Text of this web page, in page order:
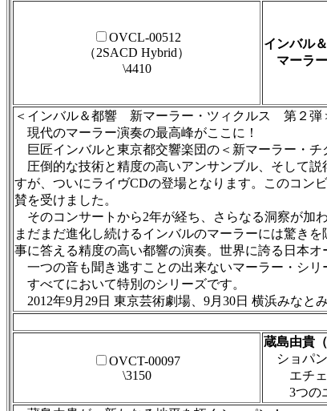
OVCL-00512
（2SACD Hybrid）
\4410
インバル
マーラー
＜インバル＆都響 新マーラー・ツィクルス 第２弾
現代のマーラー演奏の最高峰がここに！
巨匠インバルと東京都交響楽団の＜新マーラー・チ
圧倒的な技術と精度の高いアンサンブル、そして説
すが、ついにライヴCDの登場となります。このコン
賛を受けました。
そのコンサートから2年が経ち、さらなる洞察が加
まだまだ進化し続けるインバルのマーラーには驚き
事に答える精度の高い都響の演奏。世界に誇る日本オ
一つの音も聞き逃すことの出来ないマーラー・シリ
すべてにおいて特別のシリーズです。
2012年9月29日 東京芸術劇場、9月30日 横浜みなと
OVCT-00097
\3150
蔵島由貴
ショパン
エチェ
3つの